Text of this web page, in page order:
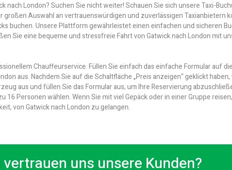
nach London? Suchen Sie nicht weiter! Schauen Sie sich unsere Taxi-
Auswahl an vertrauenswürdigen und zuverlässigen Taxianbietern
buchen. Unsere Plattform gewährleistet einen einfachen und sicheren
Sie eine bequeme und stressfreie Fahrt von Gatwick nach London mit
Chauffeurservice. Füllen Sie einfach das einfache Formular auf
aus. Nachdem Sie auf die Schaltfläche „Preis anzeigen“ geklickt
aus und füllen Sie das Formular aus, um Ihre Reservierung
16 Personen wählen. Wenn Sie mit viel Gepäck oder in einer Gruppe
von Gatwick nach London zu gelangen.
uns unsere Kunden?